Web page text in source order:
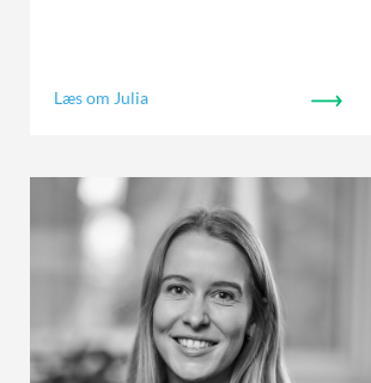
Læs om Julia